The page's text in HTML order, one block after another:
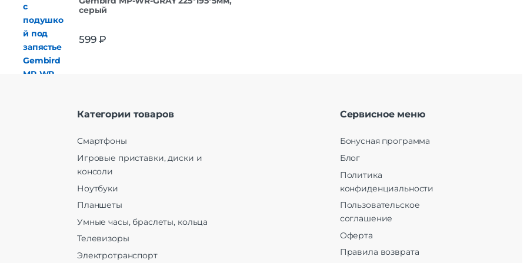
серый
599₽
Категории товаров
Смартфоны
Игровые приставки, диски и
консоли
Ноутбуки
Планшеты
Умные часы, браслеты, кольца
Телевизоры
Электротранспорт
Сервисное меню
Бонусная программа
Блог
Политика
конфиденциальности
Пользовательское
соглашение
Оферта
Правила возврата